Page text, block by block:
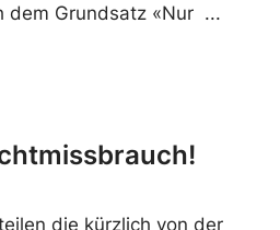
dem Grundsatz «Nur
die kürzlich von der